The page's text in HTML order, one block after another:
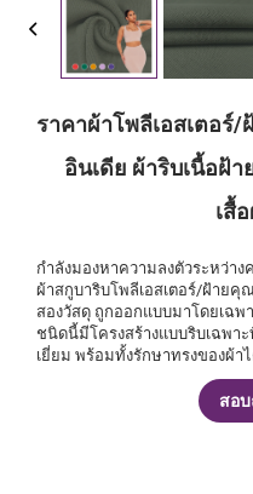
ราคาผ้าโพลีเอสเตอร์
อินเดีย ผ้าริบเนื้อฝ้
เสื้
กำลังมองหาความลงตัวระหว่า
ผ้าสกูบาริบโพลีเอสเตอร์/ฝ้าย
สองวัสดุ ถูกออกแบบมาโดยเฉ
ชนิดนี้มีโครงสร้างแบบริบเฉพ
เยี่ยม พร้อมทั้งรักษาทรงของผ้า
สอ